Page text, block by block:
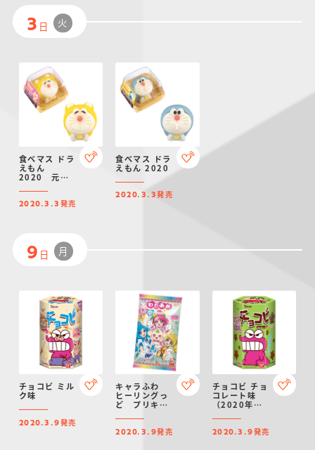
3 日 火
食べマス ドラ
えもん
2020 元祖
ver.
2020.3.3 発売
食べマス ドラ
えもん 2020
2020.3.3発売
9 日 月
チョコビ ミル
ク味
2020.3.9発売
キャラふわ
ヒーリングっ
ど プリキュ
2020.3.9発売
チョコビ チョ
コレート味
（2020年春
ル）
2020.3.9発売